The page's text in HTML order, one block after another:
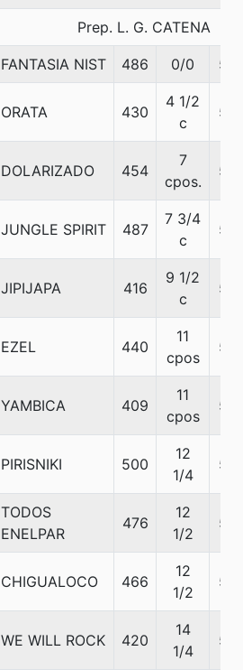
Prep. L. G. CATENA
FANTASIA NIST 486 0/0 56
ORATA 430
4 1/2
c
56
DOLARIZADO 454
7
cpos.
56
JUNGLE SPIRIT 487
7 3/4
c
56
JIPIJAPA 416
9 1/2
c
56
EZEL 440
11
cpos
56
YAMBICA 409
11
cpos
56
PIRISNIKI 500
12
1/4
56
TODOS
ENELPAR
476
12
1/2
56
CHIGUALOCO 466
12
1/2
56
WE WILL ROCK 420
14
1/4
56